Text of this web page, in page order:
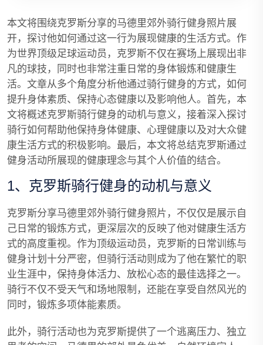
本文将围绕克罗斯分享的马德里郊外骑行健身照片展
开，探讨他如何通过这一行为展现健康的生活方式。作
为世界顶级足球运动员，克罗斯不仅在赛场上展现出非
凡的球技，同时也非常注重日常的身体锻炼和健康生
活。文章从多个角度分析他通过骑行健身的方式，如何
提升身体素质、保持心态健康以及影响他人。首先，本
文将概述克罗斯骑行健身的动机与意义，接着深入探讨
骑行如何帮助他保持身体健康、心理健康以及对大众健
康生活方式的积极影响。最后，本文将总结克罗斯通过
健身活动所展现的健康理念与其个人价值的结合。
1、克罗斯骑行健身的动机与意义
克罗斯分享马德里郊外骑行健身照片，不仅仅是展示自
己日常的锻炼方式，更深层次的反映了他对健康生活方
式的高度重视。作为顶级运动员，克罗斯的日常训练与
健身计划十分严密，但骑行活动则成为了他在繁忙的职
业生涯中，保持身体活力、放松心态的最佳选择之一。
骑行不仅不受天气和场地限制，还能在享受自然风光的
同时，锻炼多项体能素质。
此外，骑行活动也为克罗斯提供了一个逃离压力、独立